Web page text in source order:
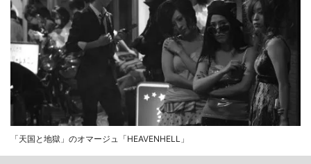
「天国と地獄」のオマージュ「HEAVENHELL」